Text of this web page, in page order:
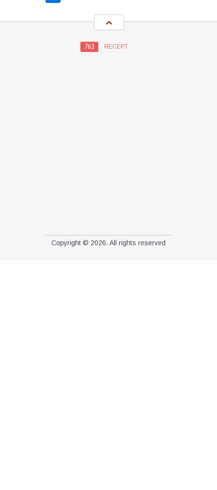
763 RECEPT
Copyright © 2026. All rights reserved